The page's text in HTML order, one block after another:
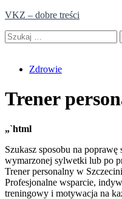
Skip
content
VKZ – dobre treści
Szukaj:
Zdrowie
Trener
„`html
Szukasz sposobu na
wymarzonej sylwetki lub po
Trener personalny w
Profesjonalne wsparcie,
treningowy i motywacja na